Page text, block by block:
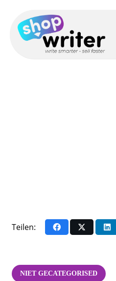
Teilen:
NIET GECATEGORISED